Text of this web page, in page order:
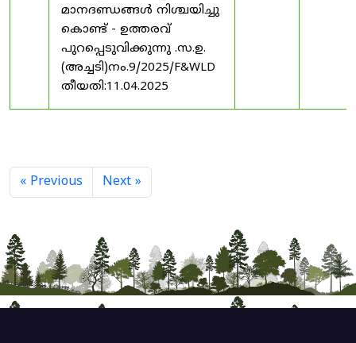
മാനദണ്ഡങ്ങൾ നിശ്ചയിച്ചു
കൊണ്ട് - ഉത്തരവ്
പുറപ്പെടുവിക്കുന്നു .സ.ഉ.
(അച്ചടി)നം.9/2025/F&WLD
തീയതി:11.04.2025
« Previous Next »